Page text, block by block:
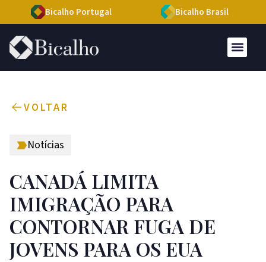
Bicalho Portugal Bicalho Brasil
VOLTAR
Notícias
CANADÁ LIMITA
IMIGRAÇÃO PARA
CONTORNAR FUGA DE
JOVENS PARA OS EUA